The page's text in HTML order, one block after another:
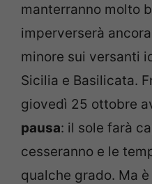
manterranno molto
imperverserà
minore sui versanti
Sicilia e Basilicata.
giovedì 25 ottobre
pausa: il sole farà
cesseranno e le
qualche grado. Ma